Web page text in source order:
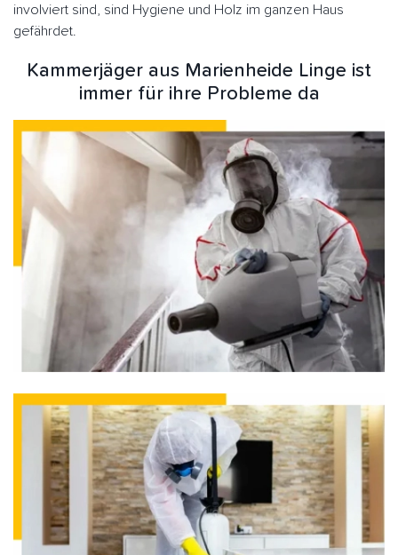
involviert sind, sind Hygiene und Holz im ganzen Haus
gefährdet.
Kammerjäger aus Marienheide Linge ist
immer für ihre Probleme da